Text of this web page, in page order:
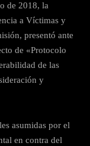
de 2018, la
a Víctimas y
presentó ante
de «Protocolo
de las
y
asumidas por el
en contra del